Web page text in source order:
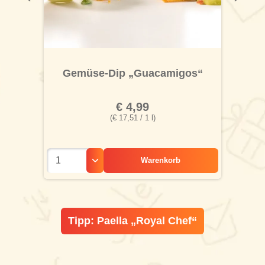
Gemüse-Dip „Guacamigos“
(€ 17,51 / 1 l)
€ 4,99
Warenkorb
Tipp: Paella „Royal Chef“